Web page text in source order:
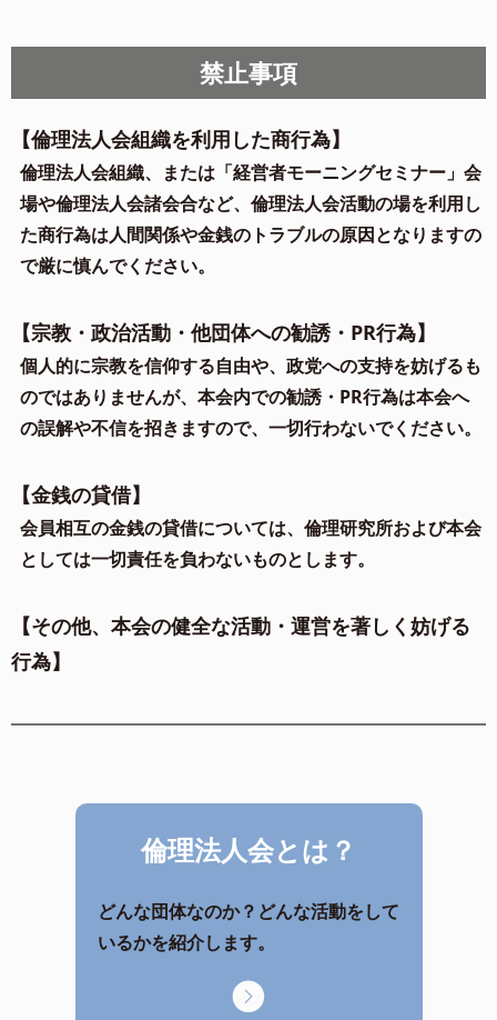
禁止事項
【倫理法人会組織を利用した商行為】
倫理法人会組織、または「経営者モーニングセミナー」会
場や倫理法人会諸会合など、倫理法人会活動の場を利用し
た商行為は人間関係や金銭のトラブルの原因となりますの
で厳に慎んでください。
【宗教・政治活動・他団体への勧誘・PR行為】
個人的に宗教を信仰する自由や、政党への支持を妨げるも
のではありませんが、本会内での勧誘・PR行為は本会へ
の誤解や不信を招きますので、一切行わないでください。
【金銭の貸借】
会員相互の金銭の貸借については、倫理研究所および本会
としては一切責任を負わないものとします。
【その他、本会の健全な活動・運営を著しく妨げる
行為】
倫理法人会とは？
どんな団体なのか？どんな活動をして
いるかを紹介します。